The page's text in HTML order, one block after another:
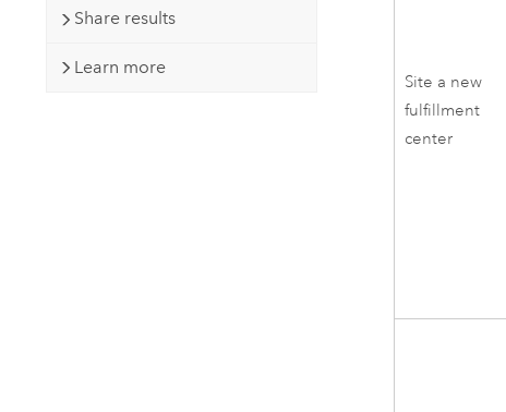
Share results
Learn more
Site a new
fulfillment
center